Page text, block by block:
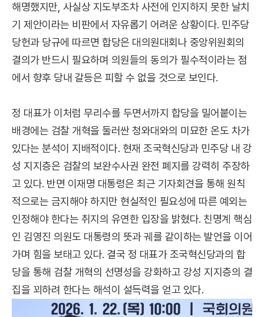
해명했지만, 사실상 지도부조차 사전에 인지하지 못한 날치
기 제안이라는 비판에서 자유롭기 어려운 상황이다. 민주당
당헌과 당규에 따르면 합당은 대의원대회나 중앙위원회의
결의가 반드시 필요하며 의원들의 동의가 필수적이라는 점
에서 향후 당내 갈등은 피할 수 없을 것으로 보인다.
정 대표가 이처럼 무리수를 두면서까지 합당을 밀어붙이는
배경에는 검찰 개혁을 둘러싼 청와대와의 미묘한 온도 차가
있다는 분석이 지배적이다. 현재 조국혁신당과 민주당 내 강
성 지지층은 검찰의 보완수사권 완전 폐지를 강력히 주장하
고 있다. 반면 이재명 대통령은 최근 기자회견을 통해 원칙
적으로는 금지해야 하지만 현실적인 필요성에 따른 예외는
인정해야 한다는 취지의 유연한 입장을 밝혔다. 친명계 핵심
인 김영진 의원도 대통령의 뜻과 궤를 같이하는 발언을 이어
가며 힘을 보태고 있다. 결국 정 대표가 조국혁신당과의 합
당을 통해 검찰 개혁의 선명성을 강화하고 강성 지지층의 결
집을 꾀하려 한다는 해석이 설득력을 얻고 있다.